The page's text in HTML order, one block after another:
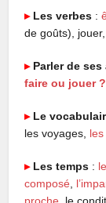
▸Les verbes :
de goûts),
▸ Parler de
faire ou jouer
▸ Le
les voyages,
▸ Les temps :
composé